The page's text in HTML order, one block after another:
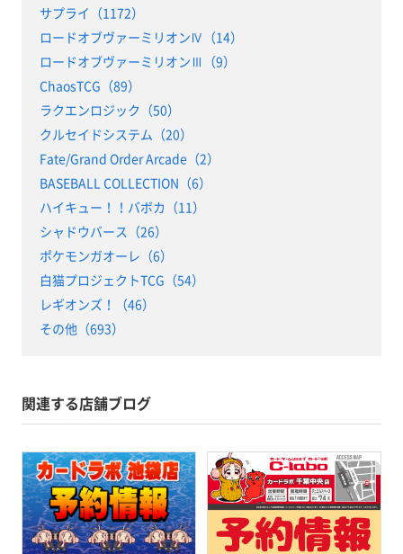
サプライ（1172）
ロードオブヴァーミリオンⅣ（14）
ロードオブヴァーミリオンⅢ（9）
ChaosTCG（89）
ラクエンロジック（50）
クルセイドシステム（20）
Fate/Grand Order Arcade（2）
BASEBALL COLLECTION（6）
ハイキュー！！バボカ（11）
シャドウバース（26）
ポケモンガオーレ（6）
白猫プロジェクトTCG（54）
レギオンズ！（46）
その他（693）
関連する店舗ブログ